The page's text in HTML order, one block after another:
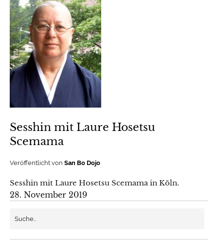
Sesshin mit Laure Hosetsu
Scemama
Veröffentlicht von San Bo Dojo
Sesshin mit Laure Hosetsu Scemama in Köln.
28. November 2019